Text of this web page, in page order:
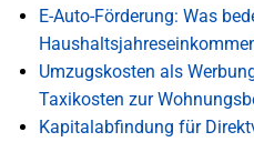
E-Auto-Förderung: Was
Umzugskosten als
Taxikosten zur
Kapitalabfindung für